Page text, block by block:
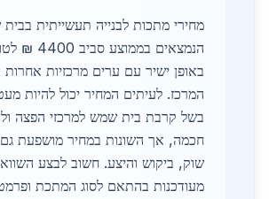
מחירי מתכות לבנייה תעשייתית
הנמצאים
באופן ישיר עם ערים מרכזיות אחרות
המרכז. לעיתים המחיר יכול להיות
בשל קרבת בית שמש למרכזי הפצה
חכמה, אך השונות במחיר מושפעת
שוק, ביקוש והיצע. חשוב לבצע
מעודכנות בהתאם לסוג המתכת